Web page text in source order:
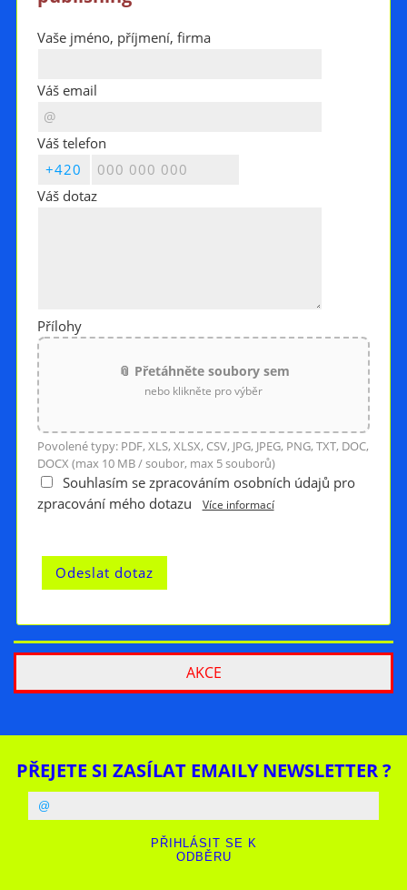
Vaše jméno, příjmení, firma
Váš email
Váš telefon
Váš dotaz
Přílohy
📎 Přetáhněte soubory sem
nebo klikněte pro výběr
Povolené typy: PDF, XLS, XLSX, CSV, JPG, JPEG, PNG, TXT, DOC,
DOCX (max 10 MB / soubor, max 5 souborů)
Souhlasím se zpracováním osobních údajů pro
zpracování mého dotazu
Více informací
AKCE
PŘEJETE SI ZASÍLAT EMAILY NEWSLETTER ?